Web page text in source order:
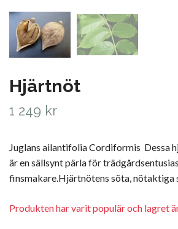
Hjärtnöt
1 249 kr
Juglans ailantifolia Cordiformis Dessa
är en sällsynt pärla för
finsmakare.Hjärtnötens söta, nötaktiga
Produkten har varit populär och lagret